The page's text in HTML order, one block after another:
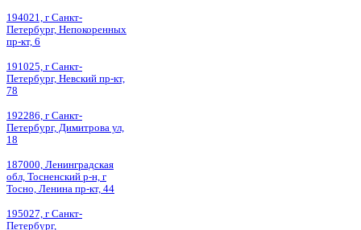
194021, г Санкт-
Петербург, Непокоренных
пр-кт, 6
191025, г Санкт-
Петербург, Невский пр-кт,
78
192286, г Санкт-
Петербург, Димитрова ул,
18
187000, Ленинградская
обл, Тосненский р-н, г
Тосно, Ленина пр-кт, 44
195027, г Санкт-
Петербург,